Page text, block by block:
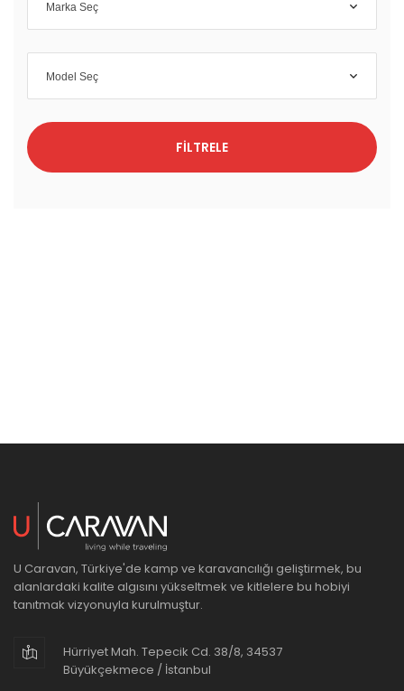
Marka Seç
Model Seç
FILTRELE
U Caravan, Türkiye'de kamp ve karavancılığı geliştirmek, bu
alanlardaki kalite algısını yükseltmek ve kitlelere bu hobiyi
tanıtmak vizyonuyla kurulmuştur.
Hürriyet Mah. Tepecik Cd. 38/8, 34537
Büyükçekmece / İstanbul